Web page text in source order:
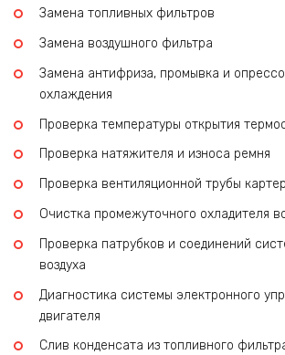
Замена топливных фильтров
Замена воздушного фильтра
Замена антифриза, промывка и
охлаждения
Проверка температуры открытия
Проверка натяжителя и износа ремня
Проверка вентиляционной трубы
Очистка промежуточного охладителя
Проверка патрубков и соединений
воздуха
Диагностика системы электронного
двигателя
Слив конденсата из топливного